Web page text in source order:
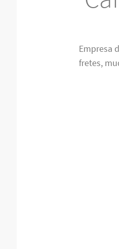
Empresa
fretes,